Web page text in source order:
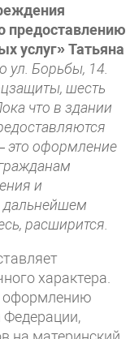
предоставлению
услуг» Татьяна
ул. Борьбы, 14.
шесть
что в здании
это оформление
и
дальнейшем
расширится.
характера.
оформлению
Федерации,